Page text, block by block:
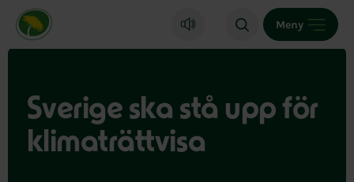
Miljöpartiet de gröna, startsida
Meny
Sverige ska stå upp för
klimaträttvisa